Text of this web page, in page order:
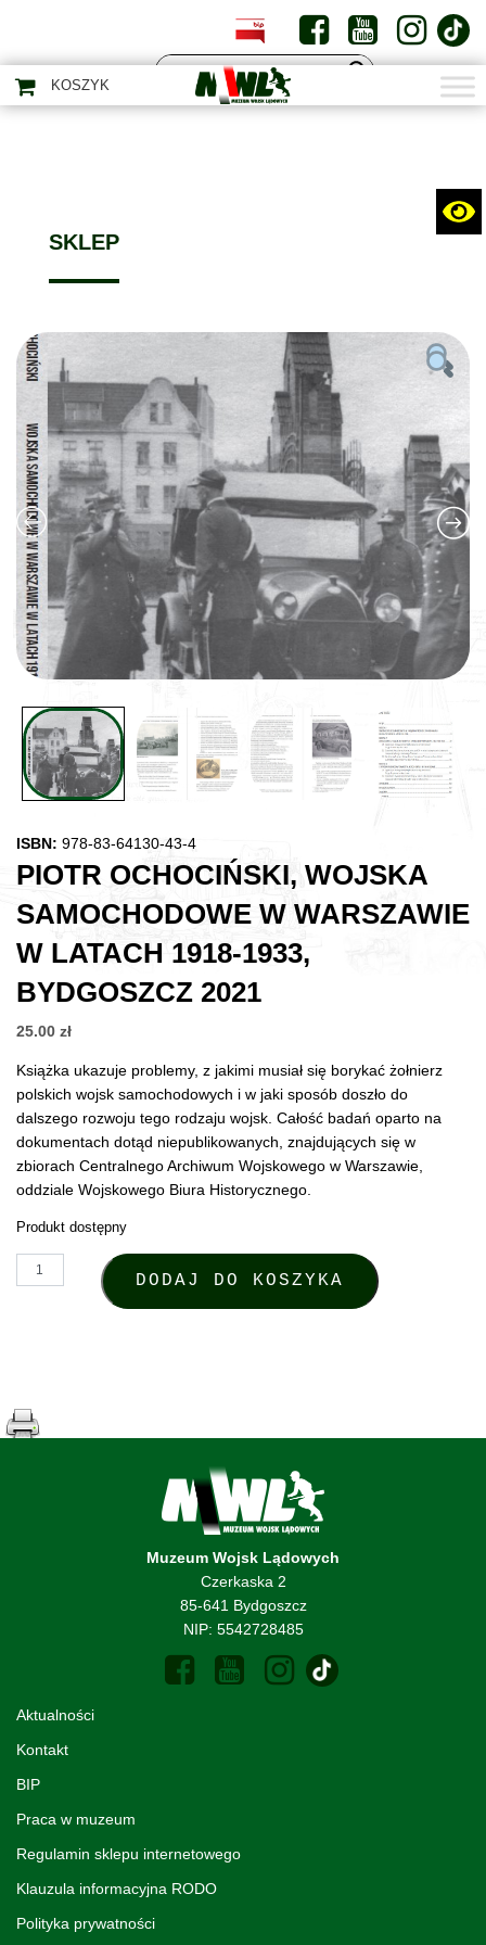
PL EN
KOSZYK
SKLEP
ISBN: 978-83-64130-43-4
PIOTR OCHOCIŃSKI, WOJSKA
SAMOCHODOWE W WARSZAWIE
W LATACH 1918-1933,
BYDGOSZCZ 2021
25.00 zł
Książka ukazuje problemy, z jakimi musiał się borykać żołnierz
polskich wojsk samochodowych i w jaki sposób doszło do
dalszego rozwoju tego rodzaju wojsk. Całość badań oparto na
dokumentach dotąd niepublikowanych, znajdujących się w
zbiorach Centralnego Archiwum Wojskowego w Warszawie,
oddziale Wojskowego Biura Historycznego.
Produkt dostępny
ilość Piotr Ochociński, Wojska samochodowe w Warszawie w
DODAJ DO KOSZYKA
Muzeum Wojsk Lądowych
Czerkaska 2
85-641 Bydgoszcz
NIP: 5542728485
Aktualności
Kontakt
BIP
Praca w muzeum
Regulamin sklepu internetowego
Klauzula informacyjna RODO
Polityka prywatności